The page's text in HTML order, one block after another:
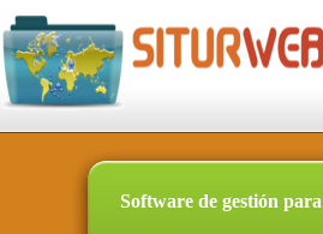
Software de gestión